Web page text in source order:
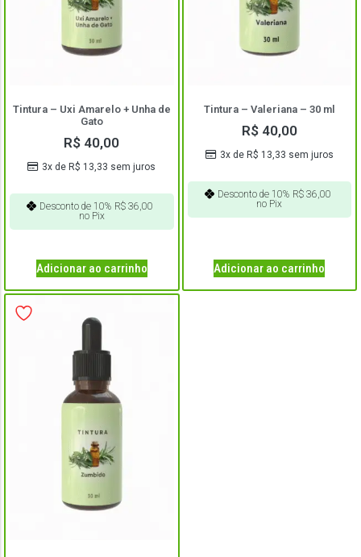
Tintura – Uxi Amarelo + Unha de
Gato
R$ 40,00
3x deR$ 13,33 sem juros
Desconto de 10% R$ 36,00
no Pix
Adicionar ao carrinho
Tintura – Valeriana – 30 ml
R$40,00
3x de R$ 13,33 sem juros
Desconto de 10% R$36,00
no Pix
Adicionar ao carrinho